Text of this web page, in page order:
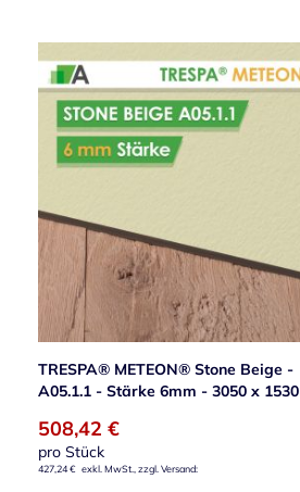
TRESPA® METEON® Stone Beige -
A05.1.1 - Stärke 6mm - 3050 x 1530
508,42 €
pro Stück
427,24 €